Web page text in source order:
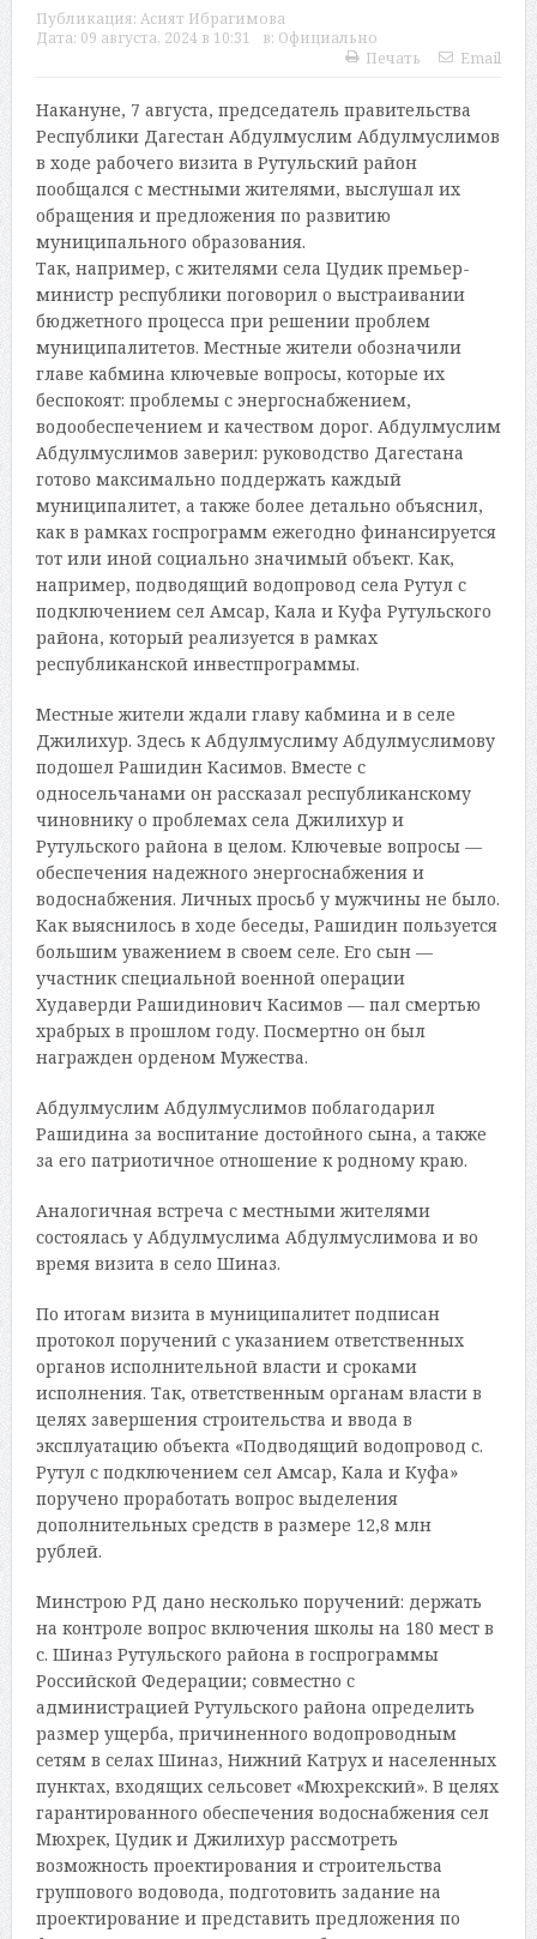
Публикация: Асият Ибрагимова
Дата: 09 августа, 2024 в 10:31 в: Официально
Печать
Email
Накануне, 7 августа, председатель правительства
Республики Дагестан Абдулмуслим Абдулмуслимов
в ходе рабочего визита в Рутульский район
пообщался с местными жителями, выслушал их
обращения и предложения по развитию
муниципального образования.
Так, например, с жителями села Цудик премьер-
министр республики поговорил о выстраивании
бюджетного процесса при решении проблем
муниципалитетов. Местные жители обозначили
главе кабмина ключевые вопросы, которые их
беспокоят: проблемы с энергоснабжением,
водообеспечением и качеством дорог. Абдулмуслим
Абдулмуслимов заверил: руководство Дагестана
готово максимально поддержать каждый
муниципалитет, а также более детально объяснил,
как в рамках госпрограмм ежегодно финансируется
тот или иной социально значимый объект. Как,
например, подводящий водопровод села Рутул с
подключением сел Амсар, Кала и Куфа Рутульского
района, который реализуется в рамках
республиканской инвестпрограммы.
Местные жители ждали главу кабмина и в селе
Джилихур. Здесь к Абдулмуслиму Абдулмуслимову
подошел Рашидин Касимов. Вместе с
односельчанами он рассказал республиканскому
чиновнику о проблемах села Джилихур и
Рутульского района в целом. Ключевые вопросы —
обеспечения надежного энергоснабжения и
водоснабжения. Личных просьб у мужчины не было.
Как выяснилось в ходе беседы, Рашидин пользуется
большим уважением в своем селе. Его сын —
участник специальной военной операции
Худаверди Рашидинович Касимов — пал смертью
храбрых в прошлом году. Посмертно он был
награжден орденом Мужества.
Абдулмуслим Абдулмуслимов поблагодарил
Рашидина за воспитание достойного сына, а также
за его патриотичное отношение к родному краю.
Аналогичная встреча с местными жителями
состоялась у Абдулмуслима Абдулмуслимова и во
время визита в село Шиназ.
По итогам визита в муниципалитет подписан
протокол поручений с указанием ответственных
органов исполнительной власти и сроками
исполнения. Так, ответственным органам власти в
целях завершения строительства и ввода в
эксплуатацию объекта «Подводящий водопровод с.
Рутул с подключением сел Амсар, Кала и Куфа»
поручено проработать вопрос выделения
дополнительных средств в размере 12,8 млн
рублей.
Минстрою РД дано несколько поручений: держать
на контроле вопрос включения школы на 180 мест в
с. Шиназ Рутульского района в госпрограммы
Российской Федерации; совместно с
администрацией Рутульского района определить
размер ущерба, причиненного водопроводным
сетям в селах Шиназ, Нижний Катрух и населенных
пунктах, входящих сельсовет «Мюхрекский». В целях
гарантированного обеспечения водоснабжения сел
Мюхрек, Цудик и Джилихур рассмотреть
возможность проектирования и строительства
группового водовода, подготовить задание на
проектирование и представить предложения по